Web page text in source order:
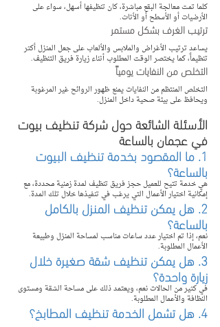
كلما تمت معالجة البقع مباشرة، كان تنظيفها أسهل، سواء على
الأرضيات أو الأسطح أو الأثاث.
ترتيب الغرف بشكل مستمر
يساعد ترتيب الأغراض والملابس والألعاب على جعل المنزل أكثر
تنظيماً، كما يختصر الوقت المطلوب أثناء زيارة فريق التنظيف.
التخلص من النفايات يومياً
التخلص المنتظم من النفايات يمنع ظهور الروائح غير المرغوبة
ويحافظ على بيئة صحية داخل المنزل.
الأسئلة الشائعة حول شركة تنظيف بيوت
في عجمان بالساعة
1. ما المقصود بخدمة تنظيف البيوت
بالساعة؟
هي خدمة تتيح للعميل حجز فريق تنظيف لمدة زمنية محددة، مع
إمكانية اختيار الأعمال التي يرغب في تنفيذها خلال تلك المدة.
2. هل يمكن تنظيف المنزل بالكامل
بالساعة؟
نعم، إذا تم اختيار عدد ساعات مناسب لمساحة المنزل وطبيعة
الأعمال المطلوبة.
3. هل يمكن تنظيف شقة صغيرة خلال
زيارة واحدة؟
في كثير من الحالات نعم، ويعتمد ذلك على مساحة الشقة ومستوى
النظافة والأعمال المطلوبة.
4. هل تشمل الخدمة تنظيف المطابخ؟